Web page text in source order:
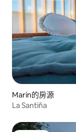
Marín的房源
La Santiña